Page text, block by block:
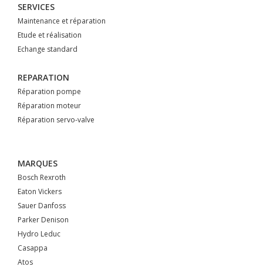
SERVICES
Maintenance et réparation
Etude et réalisation
Echange standard
REPARATION
Réparation pompe
Réparation moteur
Réparation servo-valve
MARQUES
Bosch Rexroth
Eaton Vickers
Sauer Danfoss
Parker Denison
Hydro Leduc
Casappa
Atos